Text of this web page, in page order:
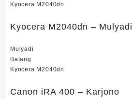
Kyocera M2040dn
Kyocera M2040dn – Mulyadi
Mulyadi
Batang
Kyocera M2040dn
Canon iRA 400 – Karjono